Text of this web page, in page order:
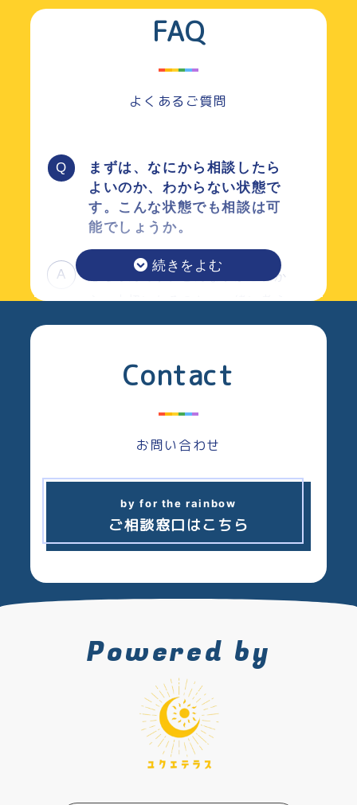
そう感じた原体験が、今の仕事につながっていま
だからこそ、個別の手続きを進めるだけではなく、
とって無理のない形で整理し、現実的な選択肢をご
提案したいと考えています。
FAQ
よくあるご質問
まずは、なにから相談したら
よいのか、わからない状態で
す。こんな状態でも相談は可
能でしょうか。
もちろんです。どんな事がこれか
ら、大切になるのか、一緒に考え
させてください。まずは同じ当事
えてくる道がきっとあると思いま
ンにしていないクローゼット
の人でも利用することは出来
るのでしょうか。
メンバーは全員当事者ですが、オ
りますし、相談者様の秘密は厳守
いたします。クローゼットの方で
も安心してご相談ください。
相談方法はどんなものがあり
Contact
お問い合わせ
by for the rainbow
ご相談窓口はこちら
Powered by